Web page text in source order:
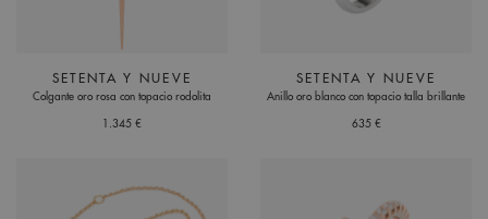
SETENTA Y NUEVE
Colgante oro rosa con topacio rodolita
1.345 €
SETENTA Y NUEVE
Anillo oro blanco con topacio talla brillante
635 €